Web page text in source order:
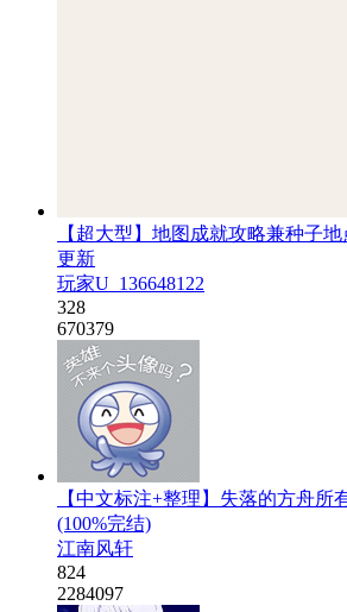
【超大型】地图成就攻略兼种子
更新
玩家U_136648122
328
670379
【中文标注+整理】失落的方舟所
(100%完结)
江南风轩
824
2284097